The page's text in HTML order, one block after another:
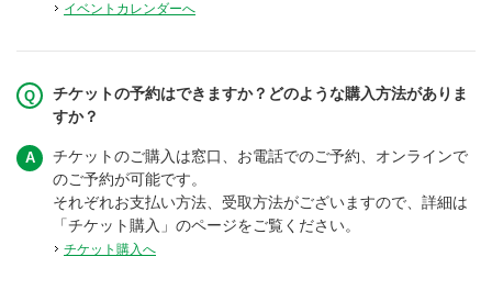
イベントカレンダーへ
チケットの予約はできますか？どのような購入方法がありま
すか？
チケットのご購入は窓口、お電話でのご予約、オンラインで
のご予約が可能です。
それぞれお支払い方法、受取方法がございますので、詳細は
「チケット購入」のページをご覧ください。
チケット購入へ